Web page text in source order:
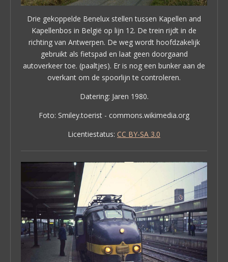
Drie gekoppelde Benelux stellen tussen Kapellen and
Kapellenbos in België op lijn 12. De trein rijdt in de
richting van Antwerpen. De weg wordt hoofdzakelijk
gebruikt als fietspad en laat geen doorgaand
autoverkeer toe. (paaltjes). Er is nog een bunker aan de
overkant om de spoorlijn te controleren.
Datering: Jaren 1980.
Foto: Smiley.toerist - commons.wikimedia.org
Licentiestatus: CC BY-SA 3.0